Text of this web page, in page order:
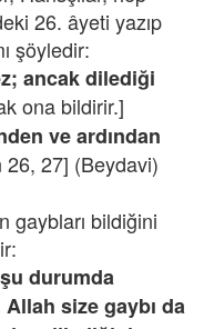
26. âyeti yazıp
şöyledir:
ancak dilediği
ona bildirir.]
ve ardından
26, 27] (Beydavi)
gaybları bildiğini
durumda
Allah size gaybı da